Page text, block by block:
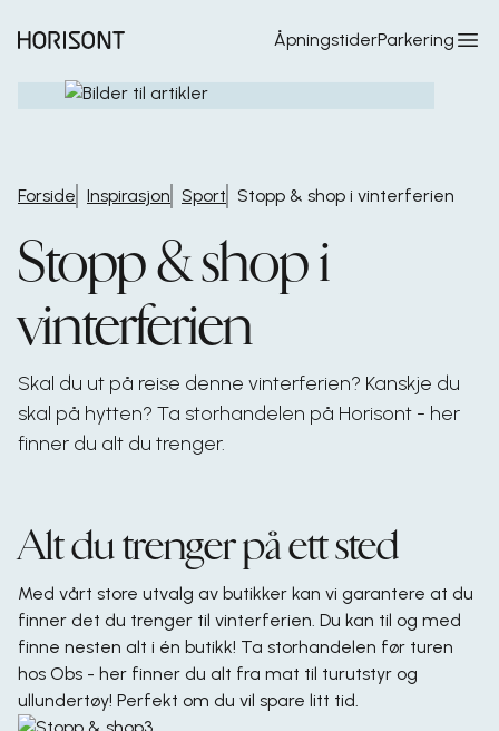
ÅpningstiderParkering
Forside Inspirasjon Sport Stopp & shop i vinterferien
Stopp & shop i
vinterferien
Skal du ut på reise denne vinterferien? Kanskje du
skal på hytten? Ta storhandelen på Horisont - her
finner du alt du trenger.
Alt du trenger på ett sted
Med vårt store utvalg av butikker kan vi garantere at du
finner det du trenger til vinterferien. Du kan til og med
finne nesten alt i én butikk! Ta storhandelen før turen
hos Obs - her finner du alt fra mat til turutstyr og
ullundertøy! Perfekt om du vil spare litt tid.